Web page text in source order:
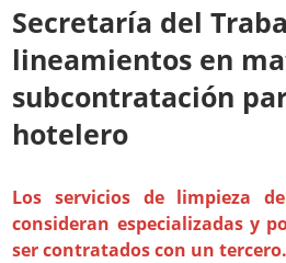
Secretaría del
lineamientos en
subcontratación
hotelero
Los servicios de limpieza
consideran especializadas y
ser contratados con un tercero.